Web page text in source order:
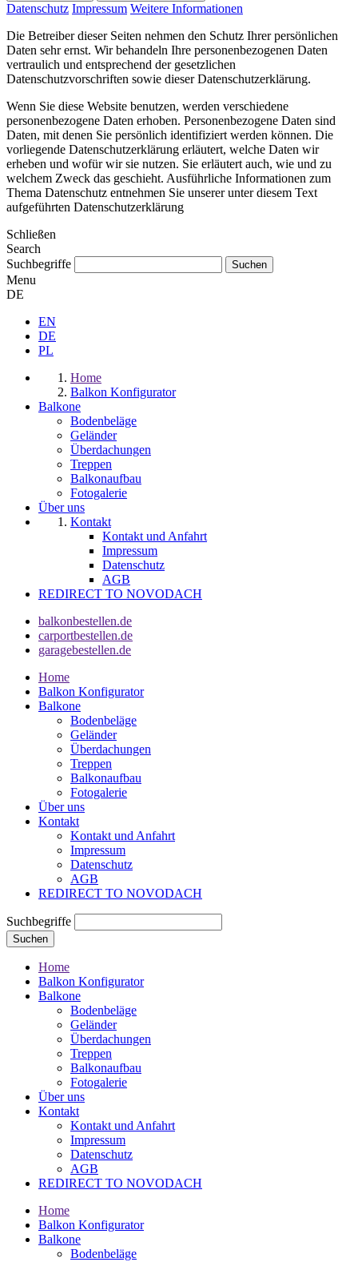
Datenschutz Impressum Weitere Informationen
Die Betreiber dieser Seiten nehmen den Schutz Ihrer persönlichen
Daten sehr ernst. Wir behandeln Ihre personenbezogenen Daten
vertraulich und entsprechend der gesetzlichen
Datenschutzvorschriften sowie dieser Datenschutzerklärung.
Wenn Sie diese Website benutzen, werden verschiedene
personenbezogene Daten erhoben. Personenbezogene Daten sind
Daten, mit denen Sie persönlich identifiziert werden können. Die
vorliegende Datenschutzerklärung erläutert, welche Daten wir
erheben und wofür wir sie nutzen. Sie erläutert auch, wie und zu
welchem Zweck das geschieht. Ausführliche Informationen zum
Thema Datenschutz entnehmen Sie unserer unter diesem Text
aufgeführten Datenschutzerklärung
Schließen
Search
Suchbegriffe
Menu
DE
EN
DE
PL
Home
Balkon Konfigurator
Balkone
Bodenbeläge
Geländer
Überdachungen
Treppen
Balkonaufbau
Fotogalerie
Über uns
Kontakt
Kontakt und Anfahrt
Impressum
Datenschutz
AGB
REDIRECT TO NOVODACH
balkonbestellen.de
carportbestellen.de
garagebestellen.de
Home
Balkon Konfigurator
Balkone
Bodenbeläge
Geländer
Überdachungen
Treppen
Balkonaufbau
Fotogalerie
Über uns
Kontakt
Kontakt und Anfahrt
Impressum
Datenschutz
AGB
REDIRECT TO NOVODACH
Suchbegriffe
Suchen
Home
Balkon Konfigurator
Balkone
Bodenbeläge
Geländer
Überdachungen
Treppen
Balkonaufbau
Fotogalerie
Über uns
Kontakt
Kontakt und Anfahrt
Impressum
Datenschutz
AGB
REDIRECT TO NOVODACH
Home
Balkon Konfigurator
Balkone
Bodenbeläge